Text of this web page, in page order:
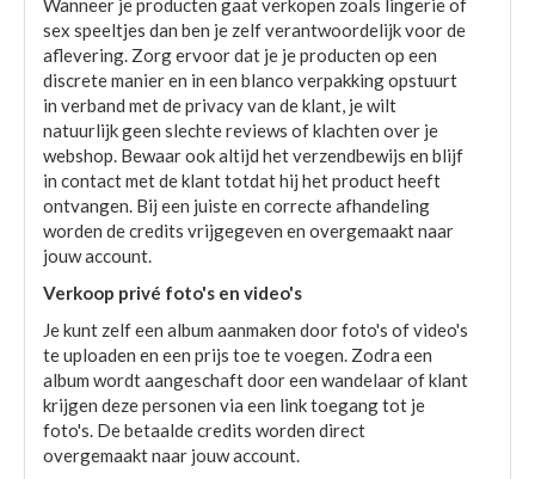
Wanneer je producten gaat verkopen zoals lingerie of
sex speeltjes dan ben je zelf verantwoordelijk voor de
aflevering. Zorg ervoor dat je je producten op een
discrete manier en in een blanco verpakking opstuurt
in verband met de privacy van de klant, je wilt
natuurlijk geen slechte reviews of klachten over je
webshop. Bewaar ook altijd het verzendbewijs en blijf
in contact met de klant totdat hij het product heeft
ontvangen. Bij een juiste en correcte afhandeling
worden de credits vrijgegeven en overgemaakt naar
jouw account.
Verkoop privé foto's en video's
Je kunt zelf een album aanmaken door foto's of video's
te uploaden en een prijs toe te voegen. Zodra een
album wordt aangeschaft door een wandelaar of klant
krijgen deze personen via een link toegang tot je
foto's. De betaalde credits worden direct
overgemaakt naar jouw account.